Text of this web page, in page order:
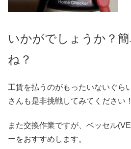
いかがでしょうか？
ね？
工賃を払うのがもったいないぐら
さんも是非挑戦してみてください！
また交換作業ですが、ベッセル
ーをおすすめします。